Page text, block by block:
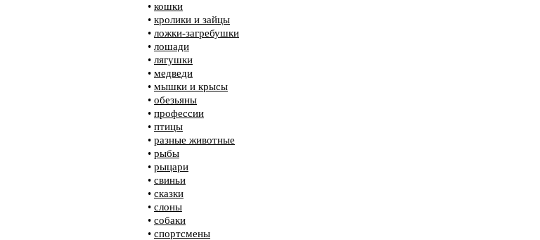
• кошки
• кролики и зайцы
• ложки-загребушки
• лошади
• лягушки
• медведи
• мышки и крысы
• обезьяны
• профессии
• птицы
• разные животные
• рыбы
• рыцари
• свиньи
• сказки
• слоны
• собаки
• спортсмены